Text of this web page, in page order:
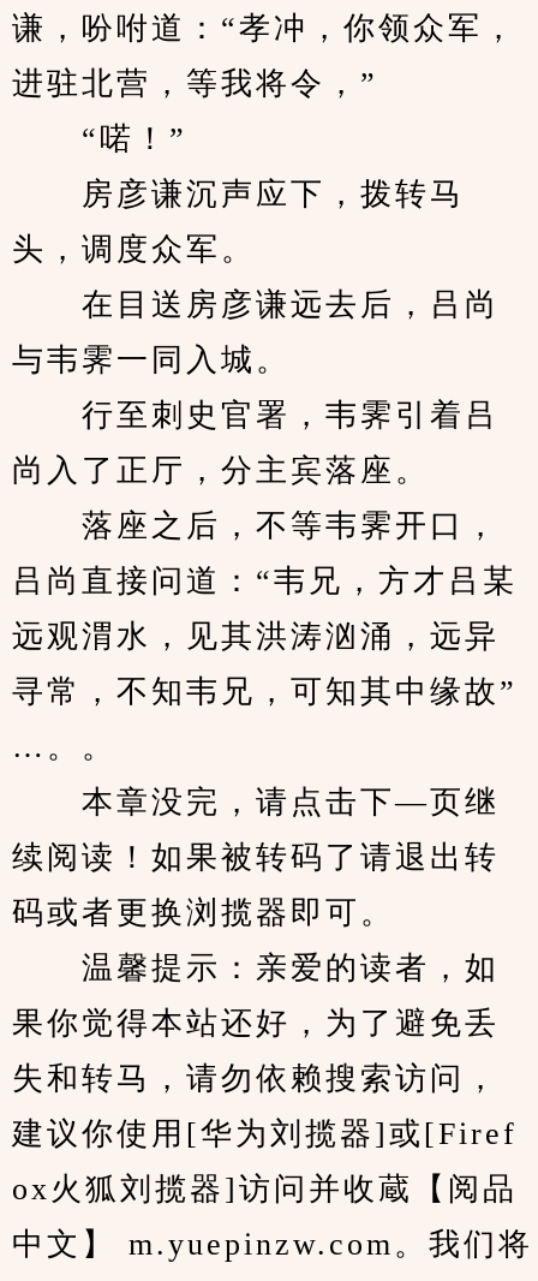
谦，吩咐道：“孝冲，你领众军，
进驻北营，等我将令，”
“喏！”
房彦谦沉声应下，拨转马
头，调度众军。
在目送房彦谦远去后，吕尚
与韦霁一同入城。
行至刺史官署，韦霁引着吕
尚入了正厅，分主宾落座。
落座之后，不等韦霁开口，
吕尚直接问道：“韦兄，方才吕某
远观渭水，见其洪涛汹涌，远异
寻常，不知韦兄，可知其中缘故”
…。。
本章没完，请点击下—页继
续阅读！如果被转码了请退出转
码或者更换浏揽器即可。
温馨提示：亲爱的读者，如
果你觉得本站还好，为了避免丢
失和转马，请勿依赖搜索访问，
建议你使用[华为刘揽器]或[Firef
ox火狐刘揽器]访问并收蔵【阅品
中文】 m.yuepinzw.com。我们将